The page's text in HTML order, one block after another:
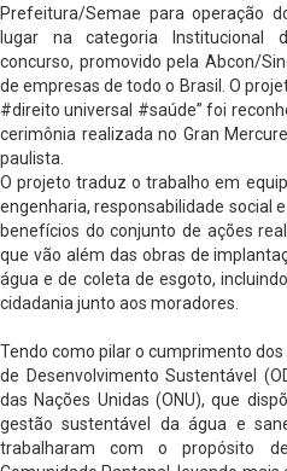
Prefeitura/Semae para operação
lugar na categoria Institucional
concurso, promovido pela Abcon/
de empresas de todo o Brasil. O
#direito universal #saúde” foi
cerimônia realizada no Gran
paulista.
O projeto traduz o trabalho em
engenharia, responsabilidade social
benefícios do conjunto de ações
que vão além das obras de
água e de coleta de esgoto,
cidadania junto aos moradores.
Tendo como pilar o cumprimento
de Desenvolvimento Sustentável
das Nações Unidas (ONU), que
gestão sustentável da água e
trabalharam com o propósito